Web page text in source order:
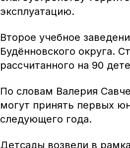
эксплуатацию.
Второе учебное
Будённовского округа.
рассчитанного на 90
По словам Валерия
могут принять первых
следующего года.
Детсады возвели в